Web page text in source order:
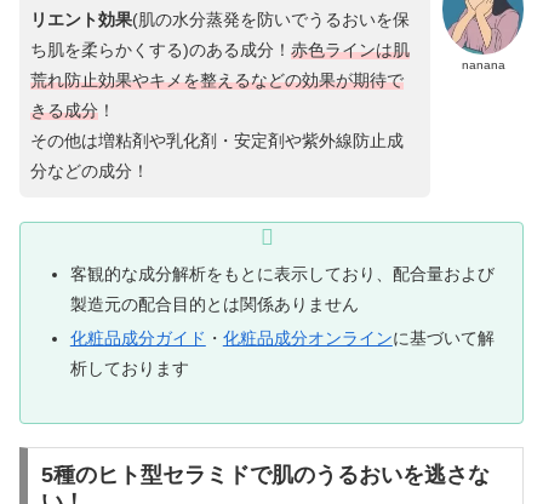
nanana
リエント効果(肌の水分蒸発を防いでうるおいを保
ち肌を柔らかくする)のある成分！ 赤色ラインは肌
荒れ防止効果やキメを整えるなどの効果が期待で
きる成分 ！
その他は増粘剤や乳化剤・安定剤や紫外線防止成
分などの成分！
客観的な成分解析をもとに表示しており、配合量および
製造元の配合目的とは関係ありません
化粧品成分ガイド ・ 化粧品成分オンラインに基づいて解
析しております
5種のヒト型セラミドで肌のうるおいを逃さな